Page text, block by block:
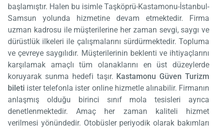
başlamıştır. Halen bu isimle Taşköprü-Kastamonu-İstanbul-
Samsun yolunda hizmetine devam etmektedir. Firma
uzman kadrosu ile müşterilerine her zaman sevgi, saygı ve
dürüstlük ilkeleri ile çalışmalarını sürdürmektedir. Topluma
ve çevreye saygılıdır. Müşterilerinin beklenti ve ihtiyaçlarını
karşılamak amaçlı tüm olanaklarını en üst düzeylerde
koruyarak sunma hedefi taşır. Kastamonu Güven Turizm
bileti ister telefonla ister online hizmetle alınabilir. Firmanın
anlaşmış olduğu birinci sınıf mola tesisleri ayrıca
denetlenmektedir. Amaç her zaman kaliteli hizmet
verilmesi yönündedir. Otobüsler periyodik olarak bakımları